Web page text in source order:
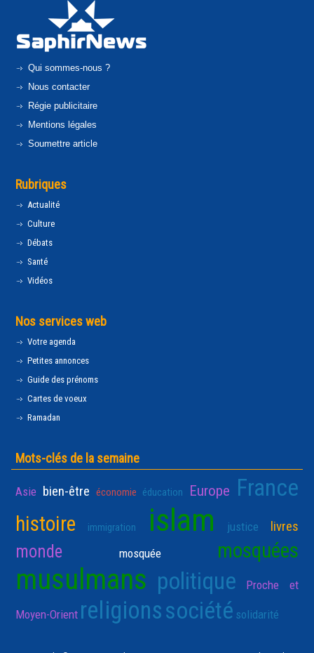
Qui sommes-nous ?
Nous contacter
Régie publicitaire
Mentions légales
Soumettre article
Rubriques
Actualité
Culture
Débats
Santé
Vidéos
Nos services web
Votre agenda
Petites annonces
Guide des prénoms
Cartes de voeux
Ramadan
Mots-clés de la semaine
Asie bien-être économie éducation Europe France
histoire immigration islam justice livres
monde mosquée mosquées
musulmans politique Proche et
Moyen-Orient religionssociété solidarité